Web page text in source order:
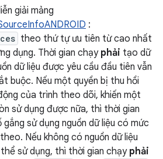
giải mảng
:
theo thứ tự ưu tiên từ cao nhất
dụng. Thời gian chạy phải tạo dữ
dữ liệu được yêu cầu đầu tiên vẫn
buộc. Nếu một quyền bị thu hồi
của trình theo dõi, khiến một
sử dụng được nữa, thì thời gian
sử dụng nguồn dữ liệu có mức
Nếu không có nguồn dữ liệu
sử dụng, thì thời gian chạy phải